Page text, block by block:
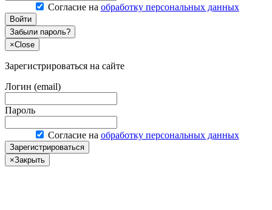
Согласие на обработку персональных данных
Войти
Забыли пароль?
×Close
Зарегистрироваться на сайте
Логин (email)
Пароль
Согласие на обработку персональных данных
Зарегистрироваться
×Закрыть